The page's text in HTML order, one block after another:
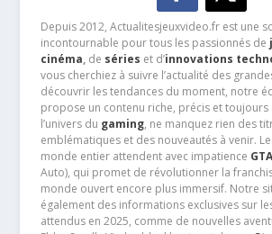
Depuis 2012, Actualitesjeuxvideo.fr est une
incontournable pour tous les passionnés de
cinéma,de séries et d’innovations
vous cherchiez à suivre l’actualité des
découvrir les tendances du moment, notre
propose un contenu riche, précis et toujours
l’univers du gaming, ne manquez rien des
emblématiques et des nouveautés à venir.
monde entier attendent avec impatience
Auto), qui promet de révolutionner la
monde ouvert encore plus immersif. Notre
également des informations exclusives sur
attendus en 2025, comme de nouvelles